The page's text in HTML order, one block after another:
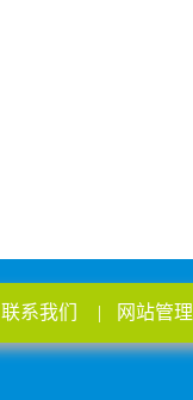
联系我们 | 网站管理